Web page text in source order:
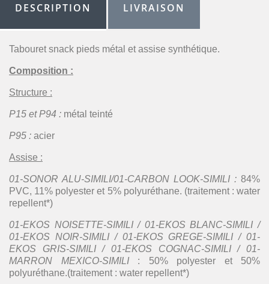
DESCRIPTION LIVRAISON
Tabouret snack pieds métal et assise synthétique.
Composition :
Structure :
P15 et P94 : métal teinté
P95 : acier
Assise :
01-SONOR ALU-SIMILI/01-CARBON LOOK-SIMILI : 84%
PVC, 11% polyester et 5% polyuréthane. (traitement : water
repellent*)
01-EKOS NOISETTE-SIMILI / 01-EKOS BLANC-SIMILI /
01-EKOS NOIR-SIMILI / 01-EKOS GREGE-SIMILI / 01-
EKOS GRIS-SIMILI / 01-EKOS COGNAC-SIMILI / 01-
MARRON MEXICO-SIMILI: 50% polyester et 50%
polyuréthane.(traitement : water repellent*)